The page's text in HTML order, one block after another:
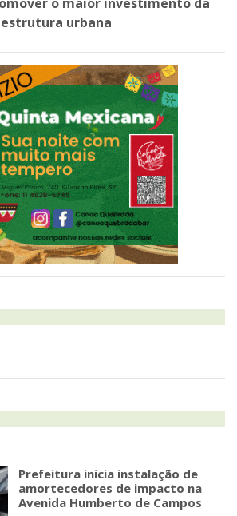
urbana
Prefeitura inicia instalação de
amortecedores de impacto na
Avenida Humberto de Campos